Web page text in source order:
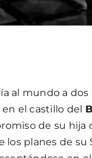
al mundo a dos
el castillo del
de su hija
los planes de su